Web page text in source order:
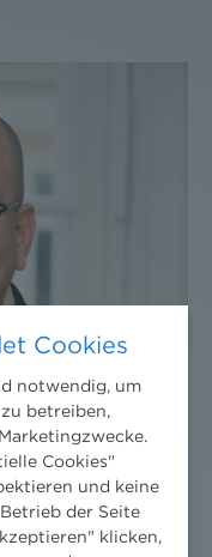
Cookies
notwendig, um
betreiben,
Cookies"
und keine
der Seite
klicken,